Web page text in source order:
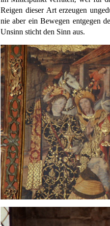
Reigen dieser Art erzeugen
nie aber ein Bewegen entgegen
Unsinn sticht den Sinn aus.